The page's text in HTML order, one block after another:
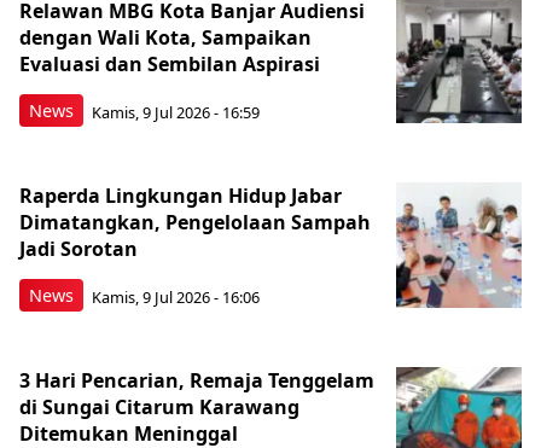
News
Relawan MBG Kota Banjar Audiensi
dengan Wali Kota, Sampaikan
Evaluasi dan Sembilan Aspirasi
Kamis, 9 Jul 2026 - 16:59
News
Raperda Lingkungan Hidup Jabar
Dimatangkan, Pengelolaan Sampah
Jadi Sorotan
Kamis, 9 Jul 2026 - 16:06
3 Hari Pencarian, Remaja Tenggelam
di Sungai Citarum Karawang
Ditemukan Meninggal